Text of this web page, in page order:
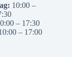
10:00 –
– 17:30
– 17:00